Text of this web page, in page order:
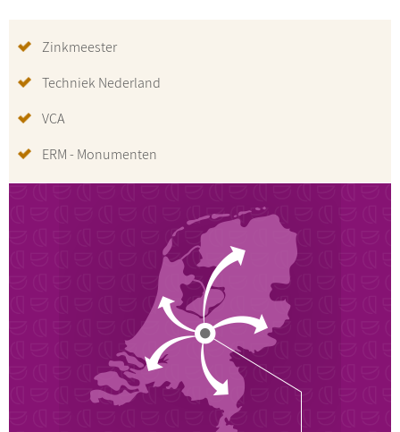
Zinkmeester
Techniek Nederland
VCA
ERM - Monumenten